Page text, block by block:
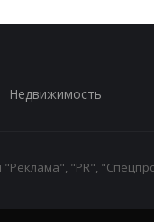
Недвижимость
"PR",